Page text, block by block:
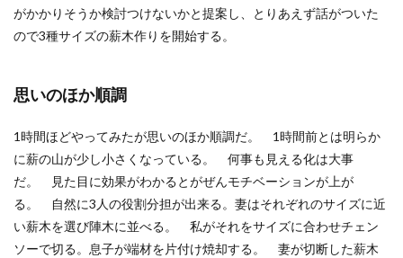
がかかりそうか検討つけないかと提案し、とりあえず話がついた
ので3種サイズの薪木作りを開始する。
思いのほか順調
1時間ほどやってみたが思いのほか順調だ。 1時間前とは明らか
に薪の山が少し小さくなっている。 何事も見える化は大事
だ。 見た目に効果がわかるとがぜんモチベーションが上が
る。 自然に3人の役割分担が出来る。妻はそれぞれのサイズに近
い薪木を選び陣木に並べる。 私がそれをサイズに合わせチェン
ソーで切る。息子が端材を片付け焼却する。 妻が切断した薪木